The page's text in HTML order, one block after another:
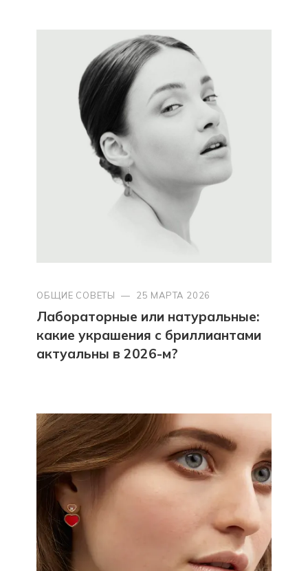
ОБЩИЕ СОВЕТЫ — 25 МАРТА 2026
Лабораторные или натуральные:
какие украшения с бриллиантами
актуальны в 2026-м?